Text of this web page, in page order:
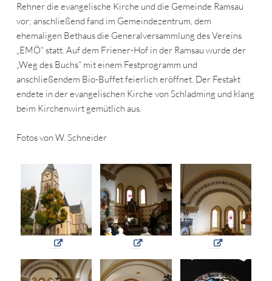
Rehner die evangelische Kirche und die Gemeinde Ramsau
vor; anschließend fand im Gemeindezentrum, dem
ehemaligen Bethaus die Generalversammlung des Vereins
„EMÖ“ statt. Auf dem Friener-Hof in der Ramsau wurde der
„Weg des Buchs“ mit einem Festprogramm und
anschließendem Bio-Buffet feierlich eröffnet. Der Festakt
endete in der evangelischen Kirche von Schladming und klang
beim Kirchenwirt gemütlich aus.
Fotos von W. Schneider